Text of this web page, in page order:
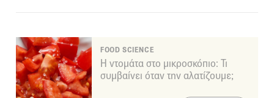
FOOD SCIENCE
Η ντομάτα στο μικροσκόπιο: Τι
συμβαίνει όταν την αλατίζουμε;